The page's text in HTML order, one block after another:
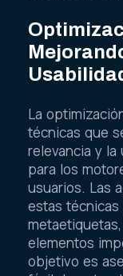
La
técnicas que
relevancia y
para los
usuarios. Las
estas
elementos
objetivo es